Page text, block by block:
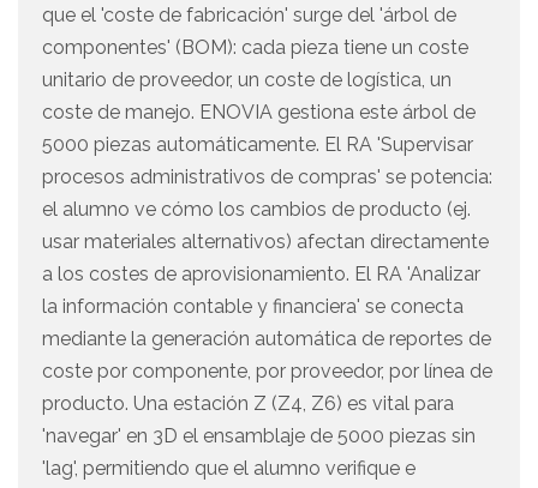
que el 'coste de fabricación' surge del 'árbol de
componentes' (BOM): cada pieza tiene un coste
unitario de proveedor, un coste de logística, un
coste de manejo. ENOVIA gestiona este árbol de
5000 piezas automáticamente. El RA 'Supervisar
procesos administrativos de compras' se potencia:
el alumno ve cómo los cambios de producto (ej.
usar materiales alternativos) afectan directamente
a los costes de aprovisionamiento. El RA 'Analizar
la información contable y financiera' se conecta
mediante la generación automática de reportes de
coste por componente, por proveedor, por línea de
producto. Una estación Z (Z4, Z6) es vital para
'navegar' en 3D el ensamblaje de 5000 piezas sin
'lag', permitiendo que el alumno verifique e